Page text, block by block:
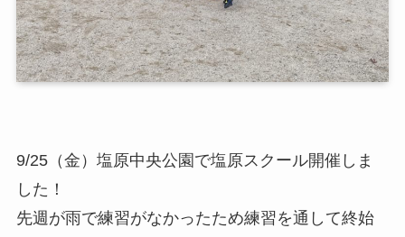
9/25（金）塩原中央公園で塩原スクール開催しま
した！
先週が雨で練習がなかったため練習を通して終始